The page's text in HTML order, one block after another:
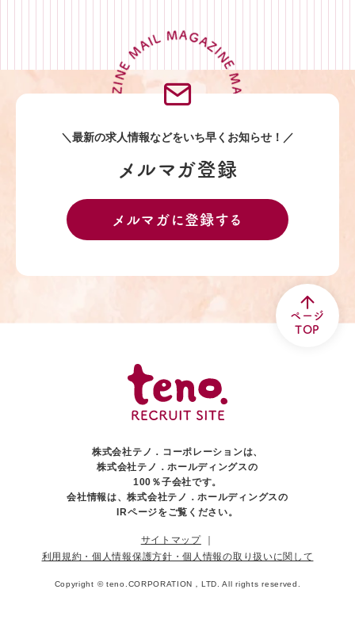
MAIL MAGAZINE MAIL MAGAZINE MAIL MAGAZINE MAIL MAGAZINE
＼最新の求人情報などをいち早くお知らせ！／
メルマガ登録
メルマガに登録する
ページ
TOP
株式会社テノ．コーポレーションは、
株式会社テノ．ホールディングスの
100％子会社です。
会社情報は、株式会社テノ．ホールディングスの
IRページをご覧ください。
サイトマップ｜
利用規約・個人情報保護方針・個人情報の取り扱いに関して
Copyright © teno.CORPORATION，LTD. All rights reserved.